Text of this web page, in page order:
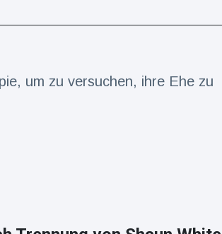
um zu versuchen, ihre Ehe zu